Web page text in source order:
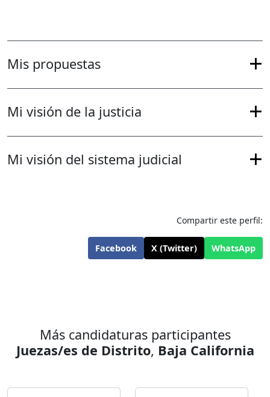
Mis propuestas
Mi visión de la justicia
Mi visión del sistema judicial
Compartir este perfil:
Facebook X (Twitter) WhatsApp
Más candidaturas participantes
Juezas/es de Distrito, Baja California